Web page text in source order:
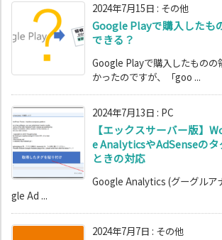
2024年7月15日 : その他
Google Playで購入したも
できる？
Google Playで購入したものの
かったのですが、「goo ...
2024年7月13日 : PC
【エックスサーバー版】
e AnalyticsやAdSenseの
ときの対応
Google Analytics (グーグルア
gle Ad ...
2024年7月7日 : その他